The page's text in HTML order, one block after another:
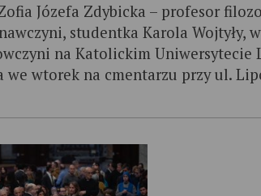
Józefa Zdybicka – profesor
studentka Karola Wojtyły,
na Katolickim Uniwersytecie
we wtorek na cmentarzu przy ul.